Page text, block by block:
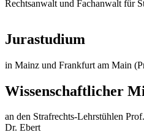
Rechtsanwalt und Fachanwalt für
Jurastudium
in Mainz und Frankfurt am Main
Wissenschaftlicher
an den Strafrechts-Lehrstühlen
Dr. Ebert